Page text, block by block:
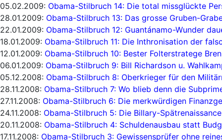
05.02.2009: Obama-Stilbruch 14: Die total missglückte
28.01.2009: Obama-Stilbruch 13: Das grosse Gruben-
22.01.2009: Obama-Stilbruch 12: Guantánamo-Wunder
18.01.2009: Obama-Stilbruch 11: Die Inthronisation der
12.01.2009: Obama-Stilbruch 10: Bester Folterstratege
06.01.2009: Obama-Stilbruch 9: Bill Richardson u.
05.12.2008: Obama-Stilbruch 8: Oberkrieger für den
28.11.2008: Obama-Stilbruch 7: Wo blieb denn die
27.11.2008: Obama-Stilbruch 6: Die merkwürdigen
24.11.2008: Obama-Stilbruch 5: Die Billary-
20.11.2008: Obama-Stilbruch 4: Schuldenausbau statt
17.11.2008: Obama-Stilbruch 3: Gewissensprüfer ohne